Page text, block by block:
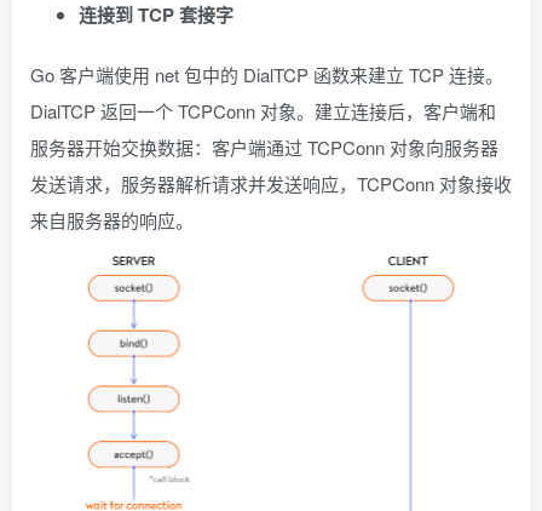
连接到 TCP 套接字
Go 客户端使用 net 包中的 DialTCP 函数来建立 TCP 连接。
DialTCP 返回一个 TCPConn 对象。建立连接后，客户端和
服务器开始交换数据：客户端通过 TCPConn 对象向服务器
发送请求，服务器解析请求并发送响应，TCPConn 对象接收
来自服务器的响应。